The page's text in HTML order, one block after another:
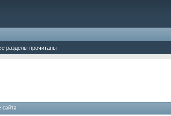
разделы прочитаны